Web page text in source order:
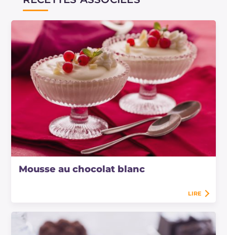
Mousse au chocolat blanc
LIRE